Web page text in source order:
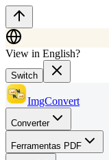
View in English?
Switch
ImgConvert
Converter
Ferramentas PDF